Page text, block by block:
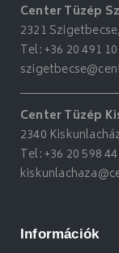
Center Tüzép
2321
Tel:+36 20 491
Center Tüzép
2340
Tel:+36 20 598
Információk